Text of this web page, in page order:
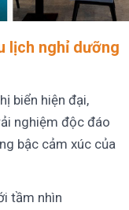
lịch nghỉ dưỡng
biển hiện đại,
nghiệm độc đáo
bậc cảm xúc của
tầm nhìn